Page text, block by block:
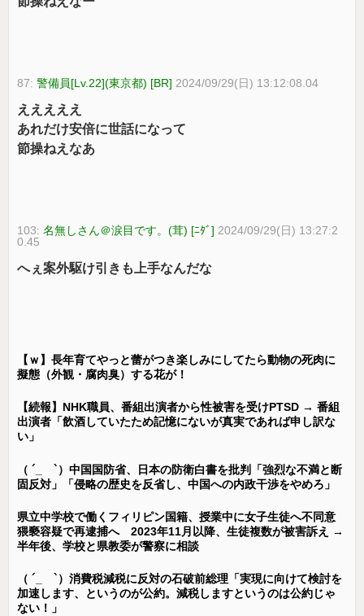
87:警備員[Lv.22](東京都) [BR] 2024/09/29(日) 13:12:08.04
えええええ
あれだけ安倍に世話になって
節操ねえなあ
103:名無しさん＠涙目です。(茸) [ﾆﾀﾞ] 2024/09/29(日) 13:27:2
0.45
へぇ案外駆け引きも上手なんだな
【ｗ】長年育てやっと蕾がつき楽しみにしてたら動物の死肉に
擬態（外観・腐肉臭）する花が！
【続報】NHK職員、番組出演者から性被害を受けPTSD → 番組
出演者「飲酒していたため記憶にないが真実であれば申し訳な
い」
（ ´_ゝ`）中国国防省、日本の防衛白書を批判「強烈な不満と断
固反対」「侵略の歴史を反省し、中国への内政干渉をやめろ」
県立中学校で働くフィリピン国籍、授業中に女子生徒へ不同意
猥褻容疑で再逮捕へ 2023年11月以降、生徒複数が被害訴え →
半年後、学校と県教委が警察に相談
（ ´_ゝ`）消費税減税に反対の石破前総理「実現に向けて検討を
加速します、というのが公約。減税しますというのは公約じゃ
ない！」